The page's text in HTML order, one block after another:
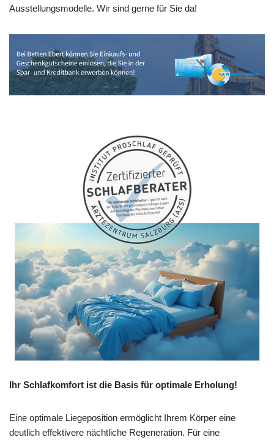
Ausstellungsmodelle. Wir sind gerne für Sie da!
Ihr Schlafkomfort ist die Basis für optimale Erholung!
Eine optimale Liegeposition ermöglicht Ihrem Körper eine
deutlich effektivere nächtliche Regeneration. Für eine